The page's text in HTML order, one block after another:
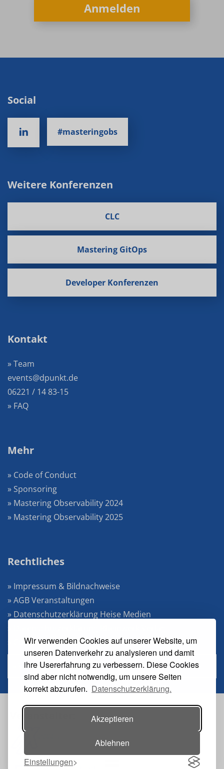
Wir verwenden Cookies auf unserer Website, um
unseren Datenverkehr zu analysieren und damit
ihre Usererfahrung zu verbessern. Diese Cookies
sind aber nicht notwendig, um unsere Seiten
korrekt abzurufen. Datenschutzerklärung.
Akzeptieren
Ablehnen
Einstellungen
Anmelden
Social
#masteringobs
Weitere Konferenzen
CLC
Mastering GitOps
Developer Konferenzen
Kontakt
» Team
events@dpunkt.de
06221 / 14 83-15
» FAQ
Mehr
» Code of Conduct
» Sponsoring
» Mastering Observability 2024
» Mastering Observability 2025
Rechtliches
» Impressum & Bildnachweise
» AGB Veranstaltungen
» Datenschutzerklärung Heise Medien
» Cookie-Einstellungen ändern
» Vertrag widerrufen